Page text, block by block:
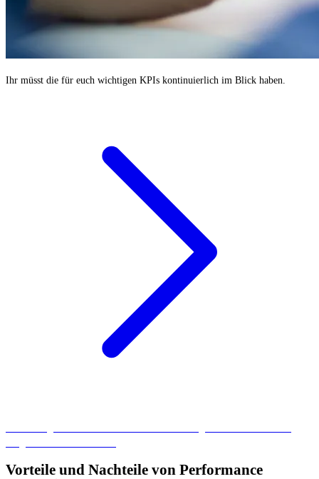
Ihr müsst die für euch wichtigen KPIs kontinuierlich im Blick haben.
Vorteile und Nachteile von Performance